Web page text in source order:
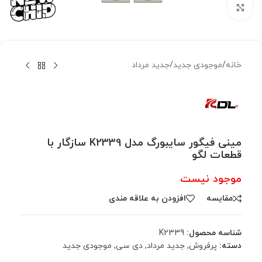
خانه/موجودی جدید/جدید مرداد
مینی فیگور سایبورگ مدل K2339 سازگار با
قطعات لگو
موجود نیست
مقایسه افزودن به علاقه مندی
شناسه محصول: K2339
دسته: پرفروش, جدید مرداد, دی سی, موجودی جدید